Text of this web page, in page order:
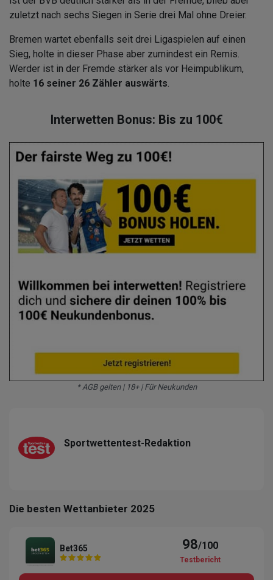
zuletzt nach sechs Siegen in Serie drei Mal ohne Dreier.
Bremen wartet ebenfalls seit drei Ligaspielen auf einen
Sieg, holte in dieser Phase aber zumindest ein Remis.
Werder ist in der Fremde stärker als vor Heimpublikum,
holte 16 seiner 26 Zähler auswärts
Interwetten Bonus: Bis zu 100€
* AGB gelten | 18+ | Für Neukunden
Sportwettentest-Redaktion
Die besten Wettanbieter 2025
Bet365 98/100
Testbericht